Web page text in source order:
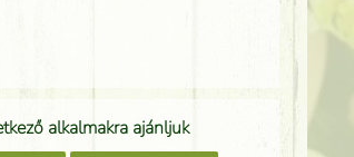
alkalmakra ajánljuk